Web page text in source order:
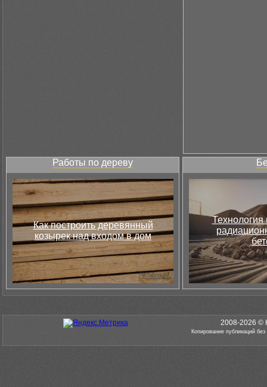
Работы по дереву
Как построить деревянный
козырек над входом в дом
Технология
2008-2026 ©
Копирование публикаций